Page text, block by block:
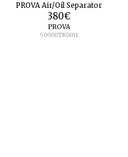
PROVA Air/Oil Separator
380€
PROVA
50000TK0011